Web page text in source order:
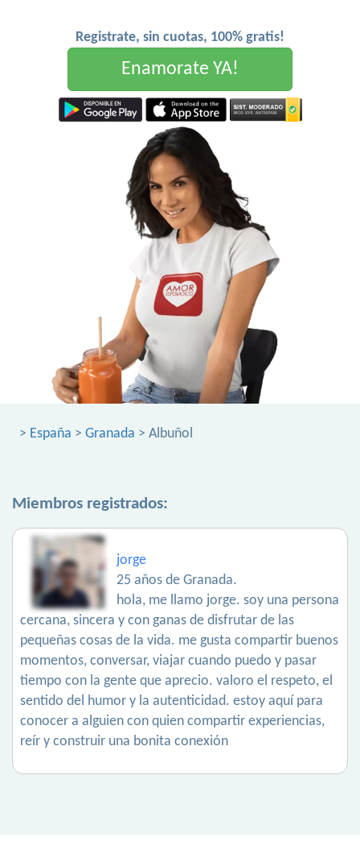
Registrate, sin cuotas, 100% gratis!
Enamorate YA!
> España > Granada > Albuñol
Miembros registrados:
jorge
25 años de Granada.
hola, me llamo jorge. soy una persona
cercana, sincera y con ganas de disfrutar de las
pequeñas cosas de la vida. me gusta compartir buenos
momentos, conversar, viajar cuando puedo y pasar
tiempo con la gente que aprecio. valoro el respeto, el
sentido del humor y la autenticidad. estoy aquí para
conocer a alguien con quien compartir experiencias,
reír y construir una bonita conexión